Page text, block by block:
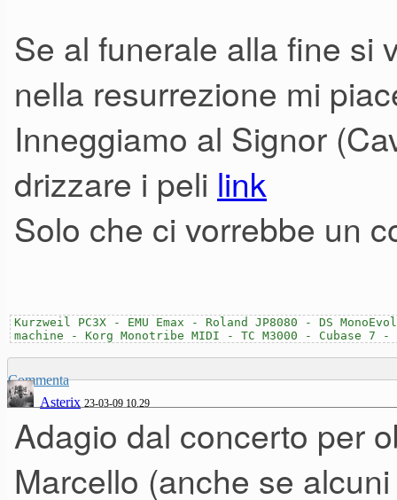
Se al funerale alla fine si
nella resurrezione mi
Inneggiamo al Signor
drizzare i peli link
Solo che ci vorrebbe un
Kurzweil PC3X - EMU Emax - Roland JP8080 - DS
machine - Korg Monotribe MIDI - TC M3000 - Cubase 7 -
Commenta
Asterix 23-03-09 10.29
Adagio dal concerto per
Marcello (anche se